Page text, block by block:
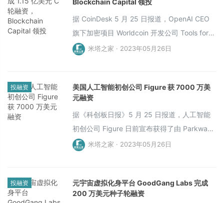
悉，ZkMe允许用户加密其数据，并使用ZKP在
自己的设备上证明其声明，以有效地验证用户
资格，同时保护隐私安全。
Blockchain Capital 领投
据 CoinDesk 5 月 25 日报道，OpenAI CEO
旗下加密项目 Worldcoin 开发公司 Tools for
Humanity 宣布完成 1.15 亿美元 C 轮融资，本
投
米塔之家 · 2023年05月26日
投融资
美国人工智能初创公司 Figure 获 7000 万美
元融资
据《科创板日报》5 月 25 日报道，人工智能
初创公司 Figure 日前宣布获得了由 Parkway
Venture Capital 领投的 7000 万美元的首轮外
器人的开发和制造，预计在未来几个月内推
出。该公司成立仅一年，估值未公开，但有知
米塔之家 · 2023年05月26日
投融资
元宇宙虚拟化身平台 GoodGang Labs 完成
200 万美元种子轮融资